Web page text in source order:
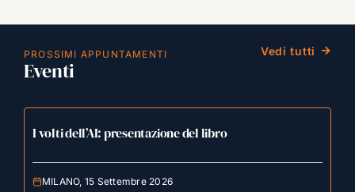
PROSSIMI APPUNTAMENTI
Eventi
Vedi tutti
I volti dell’AI: presentazione del libro
MILANO, 15 Settembre 2026